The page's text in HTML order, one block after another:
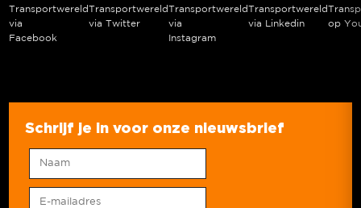
Transportwereld
via
Facebook
Transportwereld
via Twitter
Transportwereld
via
Instagram
Transportwereld
via Linkedin
op
Schrijf je in voor onze nieuwsbrief